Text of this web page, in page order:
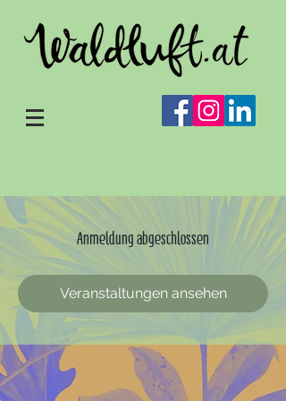
Anmeldung abgeschlossen
Veranstaltungen ansehen